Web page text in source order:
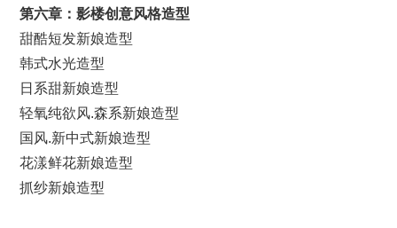
第六章：影楼创意风格造型
甜酷短发新娘造型
韩式水光造型
日系甜新娘造型
轻氧纯欲风.森系新娘造型
国风.新中式新娘造型
花漾鲜花新娘造型
抓纱新娘造型